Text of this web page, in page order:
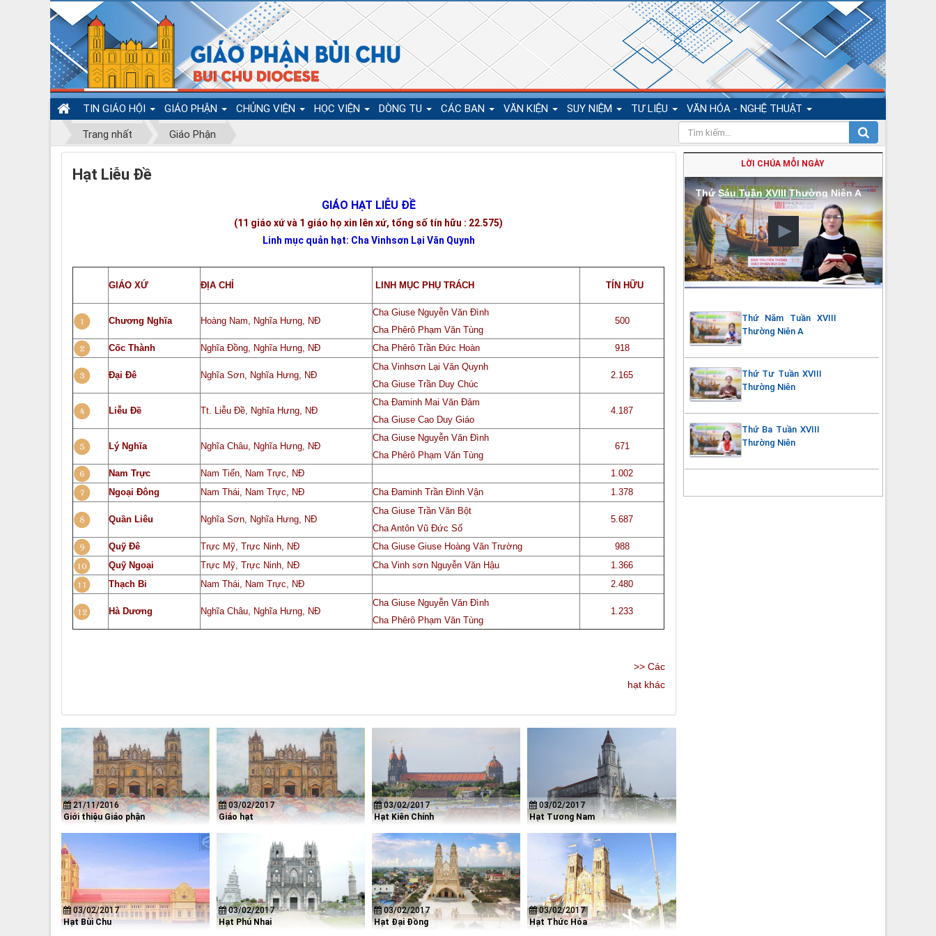
TIN GIÁO HỘI GIÁO PHẬN CHỦNG VIỆN HỌC VIỆN DÒNG TU CÁC BAN VĂN KIỆN SUY NIỆM TƯ LIỆU VĂN HÓA - NGHỆ THUẬT
Trang nhất Giáo Phận
Hạt Liễu Đề
GIÁO HẠT LIỄU ĐỀ
(11 giáo xứ và 1 giáo họ xin lên xứ, tổng số tín hữu : 22.575)
Linh mục quản hạt: Cha Vinhsơn Lại Văn Quynh
GIÁO XỨ ĐỊA CHỈ LINH MỤC PHỤ TRÁCH TÍN HỮU
Chương Nghĩa Hoàng Nam, Nghĩa Hưng, NĐ
Cha Giuse Nguyễn Văn Đình
Cha Phêrô Phạm Văn Tùng
500
Cốc Thành Nghĩa Đồng, Nghĩa Hưng, NĐ Cha Phêrô Trần Đức Hoàn 918
Đại Đê Nghĩa Sơn, Nghĩa Hưng, NĐ
Cha Vinhsơn Lại Văn Quynh
Cha Giuse Trần Duy Chúc
2.165
Liễu Đề Tt. Liễu Đề, Nghĩa Hưng, NĐ
Cha Đaminh Mai Văn Đảm
Cha Giuse Cao Duy Giáo
4.187
Lý Nghĩa Nghĩa Châu, Nghĩa Hưng, NĐ
Cha Giuse Nguyễn Văn Đình
Cha Phêrô Phạm Văn Tùng
671
Nam Trực Nam Tiến, Nam Trực, NĐ
1.002
Ngoại Đông
Nam Thái, Nam Trực, NĐ Cha Đaminh Trần Đình Vận 1.378
Quần Liêu Nghĩa Sơn, Nghĩa Hưng, NĐ
Cha Giuse Trần Văn Bột
Cha Antôn Vũ Đức Số
5.687
Quỹ Đê Trực Mỹ, Trực Ninh, NĐ Cha Giuse Giuse Hoàng Văn Trường
988
Quỹ Ngoại
Trực Mỹ, Trực Ninh, NĐ Cha Vinh sơn Nguyễn Văn Hậu
1.366
Thạch Bi
Nam Thái, Nam Trực, NĐ 2.480
Hà Dương Nghĩa Châu, Nghĩa Hưng, NĐ
Cha Giuse Nguyễn Văn Đình
Cha Phêrô Phạm Văn Tùng
1.233
>> Các
hạt khác
21/11/2016
Giới thiệu Giáo phận
03/02/2017
Giáo hạt
03/02/2017
Hạt Kiên Chính
03/02/2017
Hạt Tương Nam
03/02/2017
Hạt Bùi Chu
03/02/2017
Hạt Phú Nhai
03/02/2017
Hạt Đại Đồng
03/02/2017
Hạt Thức Hóa
LỜI CHÚA MỖI NGÀY
Thứ Sáu Tuần XVIII Thường Niên A
Thứ Năm Tuần XVIII
Thường Niên A
Thứ Tư Tuần XVIII
Thường Niên
Thứ Ba Tuần XVIII
Thường Niên